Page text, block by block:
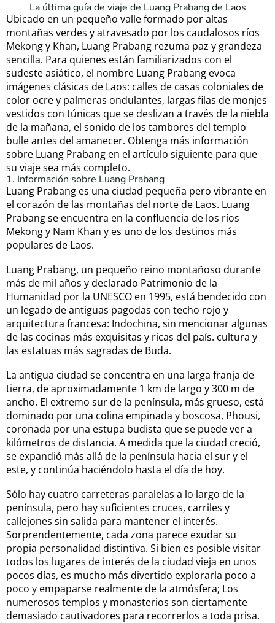
La última guía de viaje de Luang Prabang de Laos
Ubicado en un pequeño valle formado por altas
montañas verdes y atravesado por los caudalosos ríos
Mekong y Khan, Luang Prabang rezuma paz y grandeza
sencilla. Para quienes están familiarizados con el
sudeste asiático, el nombre Luang Prabang evoca
imágenes clásicas de Laos: calles de casas coloniales de
color ocre y palmeras ondulantes, largas filas de monjes
vestidos con túnicas que se deslizan a través de la niebla
de la mañana, el sonido de los tambores del templo
bulle antes del amanecer. Obtenga más información
sobre Luang Prabang en el artículo siguiente para que
su viaje sea más completo.
1. Información sobre Luang Prabang
Luang Prabang es una ciudad pequeña pero vibrante en
el corazón de las montañas del norte de Laos. Luang
Prabang se encuentra en la confluencia de los ríos
Mekong y Nam Khan y es uno de los destinos más
populares de Laos.
Luang Prabang, un pequeño reino montañoso durante
más de mil años y declarado Patrimonio de la
Humanidad por la UNESCO en 1995, está bendecido con
un legado de antiguas pagodas con techo rojo y
arquitectura francesa: Indochina, sin mencionar algunas
de las cocinas más exquisitas y ricas del país. cultura y
las estatuas más sagradas de Buda.
La antigua ciudad se concentra en una larga franja de
tierra, de aproximadamente 1 km de largo y 300 m de
ancho. El extremo sur de la península, más grueso, está
dominado por una colina empinada y boscosa, Phousi,
coronada por una estupa budista que se puede ver a
kilómetros de distancia. A medida que la ciudad creció,
se expandió más allá de la península hacia el sur y el
este, y continúa haciéndolo hasta el día de hoy.
Sólo hay cuatro carreteras paralelas a lo largo de la
península, pero hay suficientes cruces, carriles y
callejones sin salida para mantener el interés.
Sorprendentemente, cada zona parece exudar su
propia personalidad distintiva. Si bien es posible visitar
todos los lugares de interés de la ciudad vieja en unos
pocos días, es mucho más divertido explorarla poco a
poco y empaparse realmente de la atmósfera; Los
numerosos templos y monasterios son ciertamente
demasiado cautivadores para recorrerlos a toda prisa.